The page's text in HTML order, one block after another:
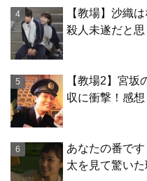
【教場】沙織
殺人未遂だと
【教場2】宮坂
収に衝撃！感
あなたの番で
太を見て驚いた